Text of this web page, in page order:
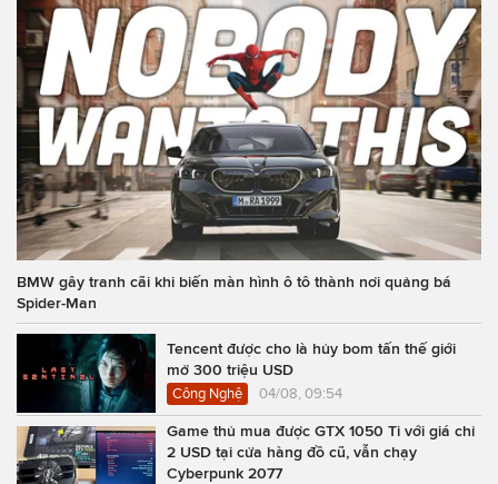
BMW gây tranh cãi khi biến màn hình ô tô thành nơi quảng bá
Spider-Man
Tencent được cho là hủy bom tấn thế giới
mở 300 triệu USD
Công Nghệ 04/08, 09:54
Game thủ mua được GTX 1050 Ti với giá chỉ
2 USD tại cửa hàng đồ cũ, vẫn chạy
Cyberpunk 2077